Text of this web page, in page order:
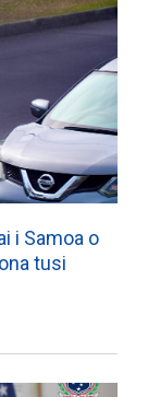
i Samoa o
tusi